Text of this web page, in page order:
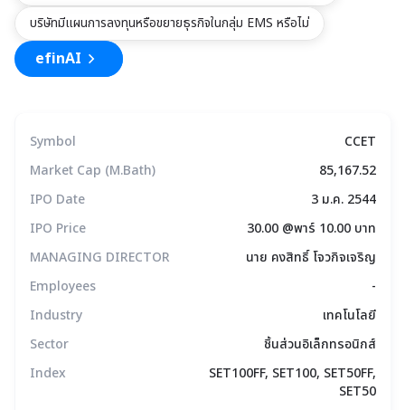
บริษัทมีแผนการลงทุนหรือขยายธุรกิจในกลุ่ม EMS หรือไม่
efinAI
Symbol
CCET
Market Cap (M.Bath)
85,167.52
IPO Date
3 ม.ค. 2544
IPO Price
30.00 @พาร์ 10.00 บาท
MANAGING DIRECTOR
นาย คงสิทธิ์ โจวกิจเจริญ
Employees
-
Industry
เทคโนโลยี
Sector
ชิ้นส่วนอิเล็กทรอนิกส์
Index
SET100FF, SET100, SET50FF,
SET50